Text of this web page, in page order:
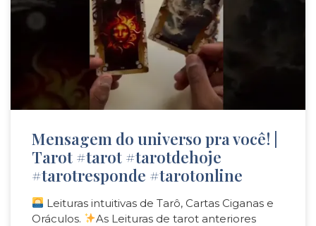
Mensagem do universo pra você! |
Tarot #tarot #tarotdehoje
#tarotresponde #tarotonline
Leituras intuitivas de Tarô, Cartas Ciganas e
Oráculos.
As Leituras de tarot anteriores